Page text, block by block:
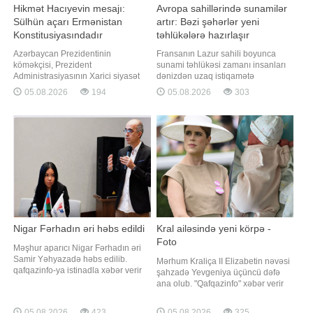
Hikmət Hacıyevin mesajı:
Sülhün açarı Ermənistan
Konstitusiyasındadır
Azərbaycan Prezidentinin
köməkçisi, Prezident
Administrasiyasının Xarici siyasət
məsələləri şöbəsinin müdiri Hikmət
Hacıyev Türkiyənin "Haber Global"
Ermənistan Konstitusiyasında
Azərbaycana və Türkiyəyə qarşı
ərazi iddialarını ehtiva edən
müddəaların çıxarılmasını
05.08.2026 194
Avropa sahillərində sunamilər
artır: Bəzi şəhərlər yeni
təhlükələrə hazırlaşır
Fransanın Lazur sahili boyunca
sunami təhlükəsi zamanı insanları
dənizdən uzaq istiqamətə
yönləndirən təxminən 800
xəbərdarlıq nişanı quraşdırılıb.
"Der Spiegel" nəşri yazır. Buna
səbəb UNESCO-nun yaxın 30 il
ərzində Aralıq dənizində güclü
sunami baş verm
05.08.2026 303
Nigar Fərhadın əri həbs edildi
Məşhur aparıcı Nigar Fərhadın əri
Samir Yəhyazadə həbs edilib.
qafqazinfo-ya istinadla xəbər verir
Kral ailəsində yeni körpə -
Foto
Mərhum Kraliça II Elizabetin nəvəsi
şahzadə Yevgeniya üçüncü dəfə
ana olub. "Qafqazinfo" xəbər verir
açıqlama yayıb. Məlumata görə,